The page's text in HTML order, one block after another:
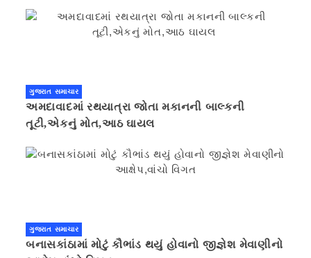
ગુજરાત સમાચાર
અમદાવાદમાં રથયાત્રા જોતા મકાનની બાલ્કની
તૂટી,એકનું મોત,આઠ ઘાયલ
ગુજરાત સમાચાર
બનાસકાંઠામાં મોટું કૌભાંડ થયું હોવાનો જીજ્ઞેશ મેવાણીનો